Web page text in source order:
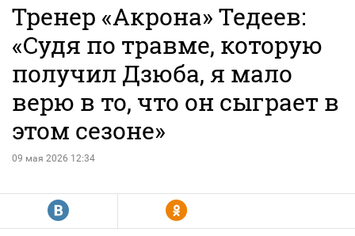
Тренер «Акрона» Тедеев:
«Судя по травме, которую
получил Дзюба, я мало
верю в то, что он сыграет в
этом сезоне»
09 мая 2026 12:34
R Y